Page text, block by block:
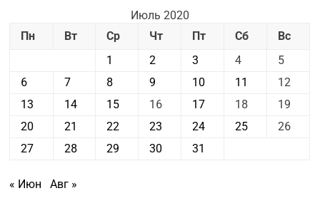
Июль 2020
Пн
Вт Ср Чт Пт Сб
Вс
1
2 3 4
5
6
7 8 9 10 11
12
13
14 15 16 17 18
19
20
21 22 23 24 25
26
27
28 29 30 31
« Июн Авг »